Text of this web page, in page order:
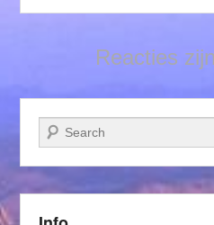
Reacties
Zoeken